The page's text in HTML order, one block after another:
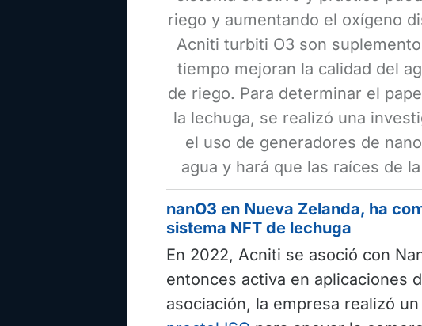
riego y aumentando el oxígeno
Acniti turbiti O3 son
tiempo mejoran la calidad del
de riego. Para determinar el
la lechuga, se realizó una
el uso de generadores de
agua y hará que las raíces de
nanO3 en Nueva Zelanda, ha
sistema NFT de lechuga
En 2022, Acniti se asoció con
entonces activa en aplicaciones
asociación, la empresa realizó